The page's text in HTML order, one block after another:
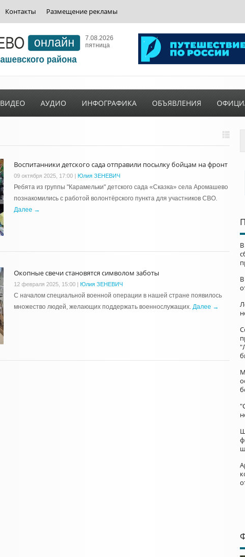
Контакты Размещение рекламы
7.08.2026
пятница
ВИДЕО АУДИО ИНФОГРАФИКА ОБЪЯВЛЕНИЯ
Воспитанники детского сада отправили посылку бойцам на фронт
09 октября 2025, 17:00 | Юлия ЗЕНЕВИЧ
Ребята из группы "Карамельки" детского сада «Сказка» села Аромашево
познакомились с работой волонтёрского пункта для участников СВО.
Далее →
Окопные свечи становятся символом заботы
12 февраля 2025, 15:00 | Юлия ЗЕНЕВИЧ
С началом специальной военной операции в нашей стране появилось
множество людей, желающих поддержать военнослужащих. Далее →